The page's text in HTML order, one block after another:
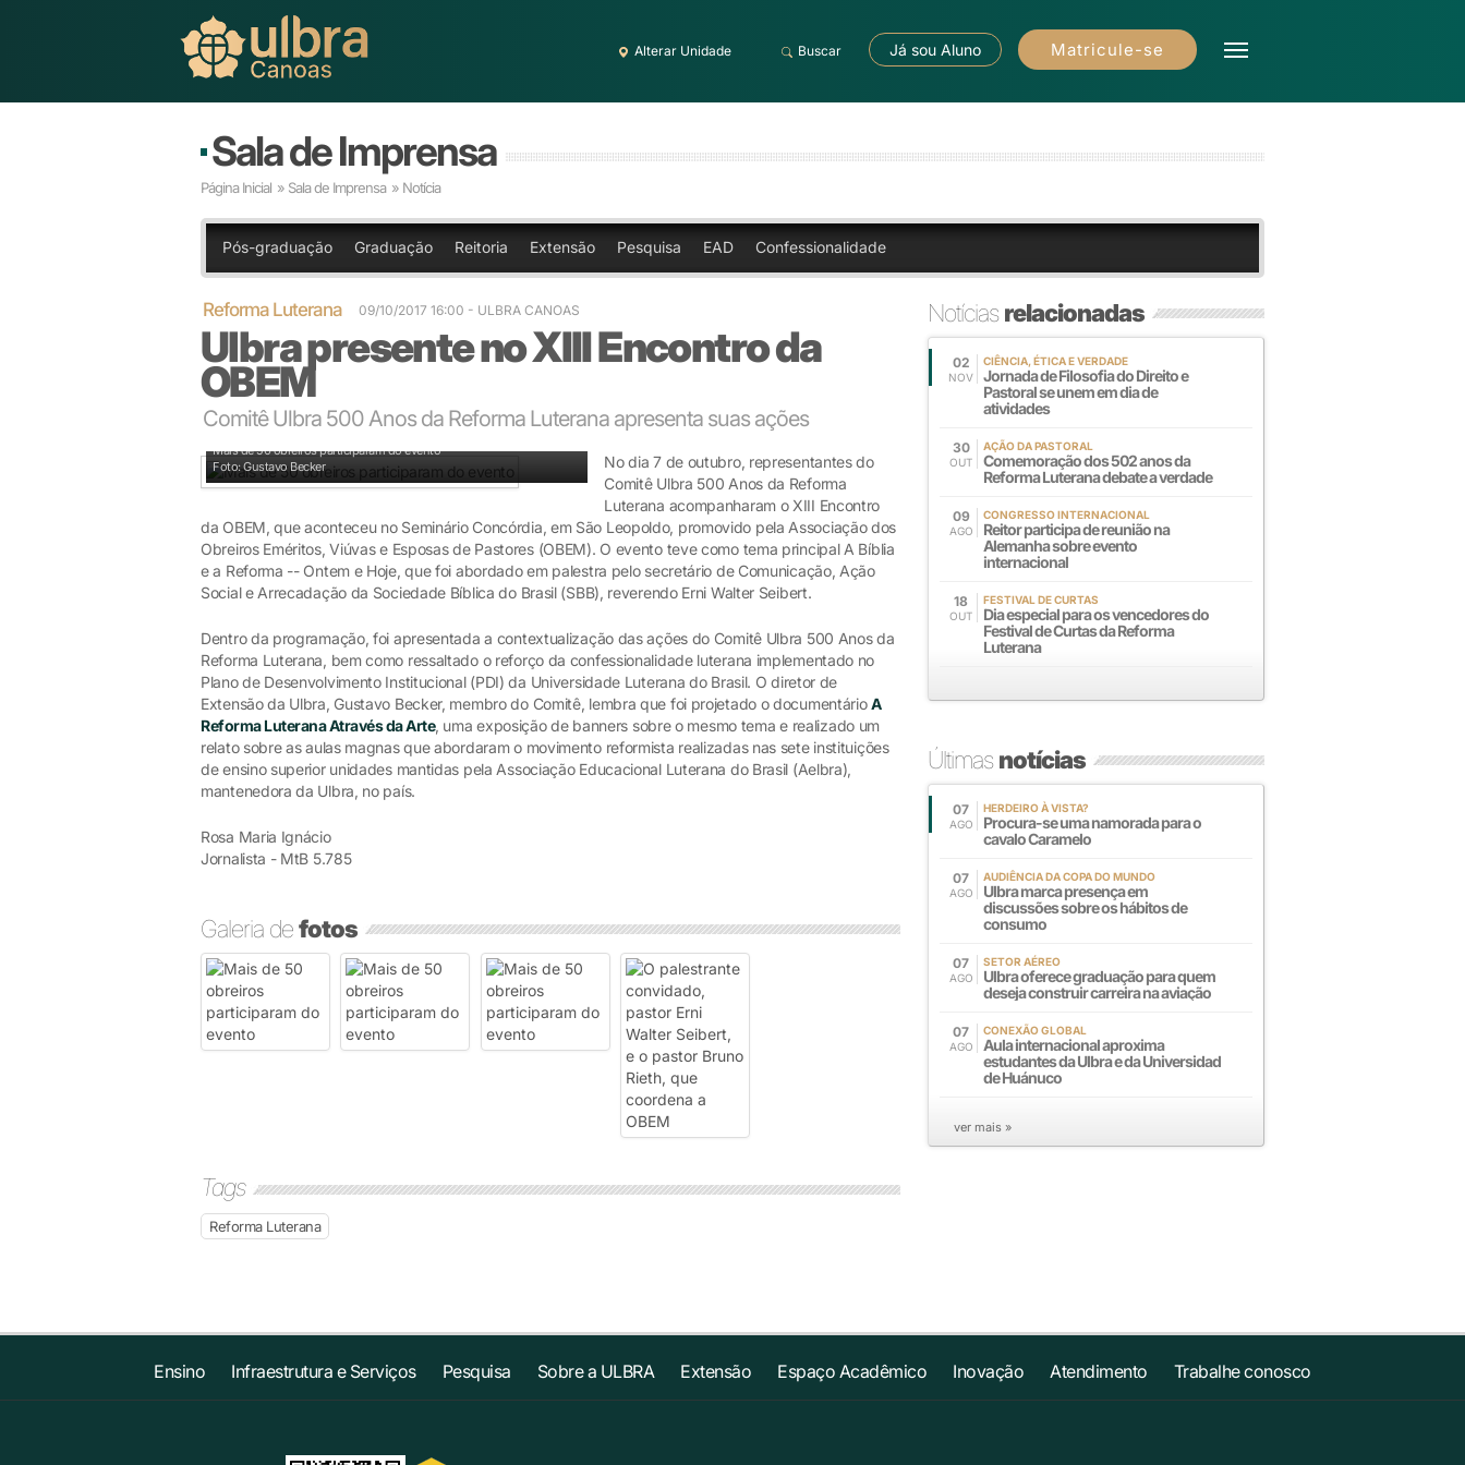
Alterar Unidade Buscar Já sou Aluno Matricule-se
Sala de Imprensa
Página Inicial » Sala de Imprensa » Notícia
Pós-graduação Graduação Reitoria Extensão Pesquisa EAD Confessionalidade
Reforma Luterana 09/10/2017 16:00 - ULBRA CANOAS
Ulbra presente no XIII Encontro da
OBEM
Comitê Ulbra 500 Anos da Reforma Luterana apresenta suas ações
Mais de 50 obreiros participaram do evento
Foto: Gustavo Becker
No dia 7 de outubro, representantes do
Comitê Ulbra 500 Anos da Reforma
Luterana acompanharam o XIII Encontro
da OBEM, que aconteceu no Seminário Concórdia, em São Leopoldo, promovido pela Associação dos
Obreiros Eméritos, Viúvas e Esposas de Pastores (OBEM). O evento teve como tema principal A Bíblia
e a Reforma -- Ontem e Hoje, que foi abordado em palestra pelo secretário de Comunicação, Ação
Social e Arrecadação da Sociedade Bíblica do Brasil (SBB), reverendo Erni Walter Seibert.
Dentro da programação, foi apresentada a contextualização das ações do Comitê Ulbra 500 Anos da
Reforma Luterana, bem como ressaltado o reforço da confessionalidade luterana implementado no
Plano de Desenvolvimento Institucional (PDI) da Universidade Luterana do Brasil. O diretor de
Extensão da Ulbra, Gustavo Becker, membro do Comitê, lembra que foi projetado o documentárioA
Reforma Luterana Através da Arte, uma exposição de banners sobre o mesmo tema e realizado um
relato sobre as aulas magnas que abordaram o movimento reformista realizadas nas sete instituições
de ensino superior unidades mantidas pela Associação Educacional Luterana do Brasil (Aelbra),
mantenedora da Ulbra, no país.
Rosa Maria Ignácio
Jornalista - MtB 5.785
Galeria defotos
Tags
Reforma Luterana
Notíciasrelacionadas
02
NOV
CIÊNCIA, ÉTICA E VERDADE
Jornada de Filosofia do Direito e
Pastoral se unem em dia de
atividades
30
OUT
AÇÃO DA PASTORAL
Comemoração dos 502 anos da
Reforma Luterana debate a verdade
09
AGO
CONGRESSO INTERNACIONAL
Reitor participa de reunião na
Alemanha sobre evento
internacional
18
OUT
FESTIVAL DE CURTAS
Dia especial para os vencedores do
Festival de Curtas da Reforma
Luterana
Últimasnotícias
07
AGO
HERDEIRO À VISTA?
Procura-se uma namorada para o
cavalo Caramelo
07
AGO
AUDIÊNCIA DA COPA DO MUNDO
Ulbra marca presença em
discussões sobre os hábitos de
consumo
07
AGO
SETOR AÉREO
Ulbra oferece graduação para quem
deseja construir carreira na aviação
07
AGO
CONEXÃO GLOBAL
Aula internacional aproxima
estudantes da Ulbra e da Universidad
de Huánuco
ver mais »
Ensino Infraestrutura e Serviços Pesquisa Sobre a ULBRA Extensão Espaço Acadêmico Inovação Atendimento Trabalhe conosco